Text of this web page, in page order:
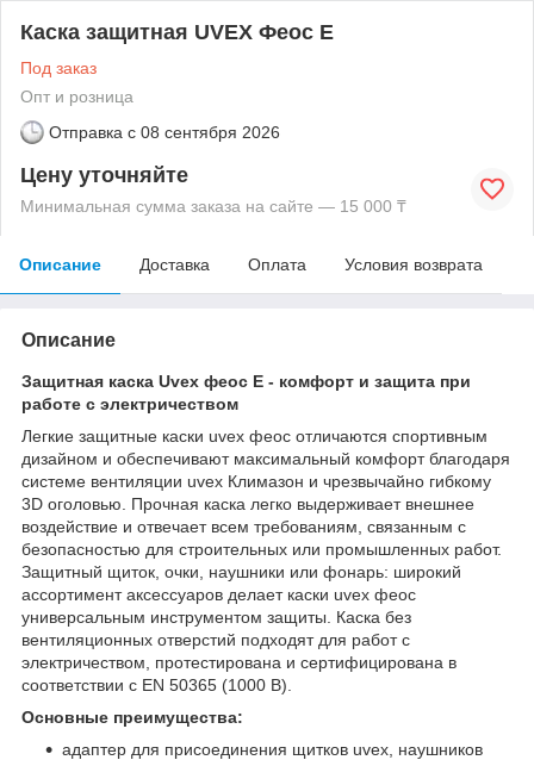
Каска защитная UVEX Феос E
Под заказ
Опт и розница
Отправка с 08 сентября 2026
Цену уточняйте
Минимальная сумма заказа на сайте — 15 000 ₸
Описание Доставка Оплата Условия возврата
Описание
Защитная каска Uvex феос E - комфорт и защита при
работе с электричеством
Легкие защитные каски uvex феос отличаются спортивным
дизайном и обеспечивают максимальный комфорт благодаря
системе вентиляции uvex Климазон и чрезвычайно гибкому
3D оголовью. Прочная каска легко выдерживает внешнее
воздействие и отвечает всем требованиям, связанным с
безопасностью для строительных или промышленных работ.
Защитный щиток, очки, наушники или фонарь: широкий
ассортимент аксессуаров делает каски uvex феос
универсальным инструментом защиты. Каска без
вентиляционных отверстий подходят для работ с
электричеством, протестирована и сертифицирована в
соответствии с EN 50365 (1000 В).
Основные преимущества:
адаптер для присоединения щитков uvex, наушников